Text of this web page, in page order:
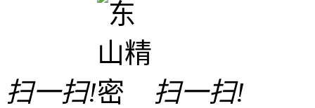
扫一扫!
扫一扫!